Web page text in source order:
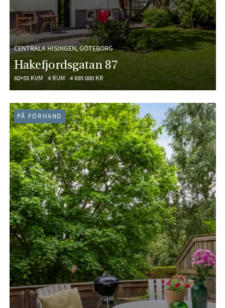
CENTRALA HISINGEN, GÖTEBORG
Hakefjordsgatan 87
60+55 KVM 4 RUM 4 695 000 KR
PÅ FÖRHAND